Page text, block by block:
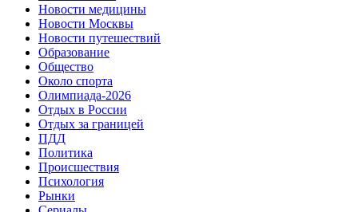
Новости медицины
Новости Москвы
Новости путешествий
Образование
Общество
Около спорта
Олимпиада-2026
Отдых в России
Отдых за границей
ПДД
Политика
Происшествия
Психология
Рынки